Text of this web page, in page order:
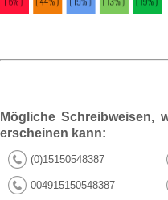
Mögliche Schreibweisen,
erscheinen kann:
(0)15150548387
004915150548387